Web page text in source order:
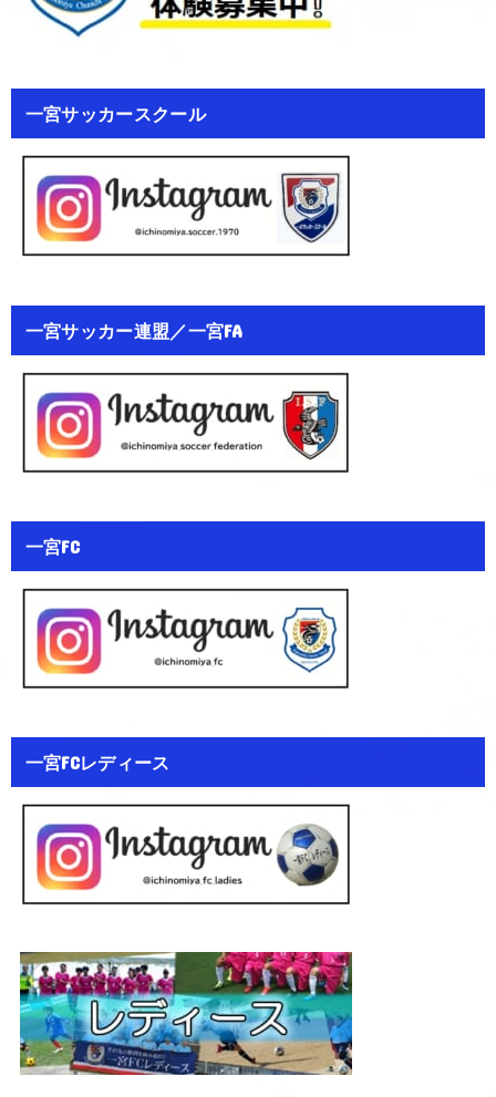
一宮サッカースクール
一宮サッカー連盟／一宮FA
一宮FC
一宮FCレディース